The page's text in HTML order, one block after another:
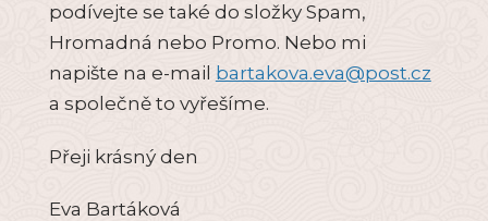
podívejte se také do složky Spam,
Hromadná nebo Promo. Nebo mi
napište na e-mail bartakova.eva@post.cz
a společně to vyřešíme.
Přeji krásný den
Eva Bartáková